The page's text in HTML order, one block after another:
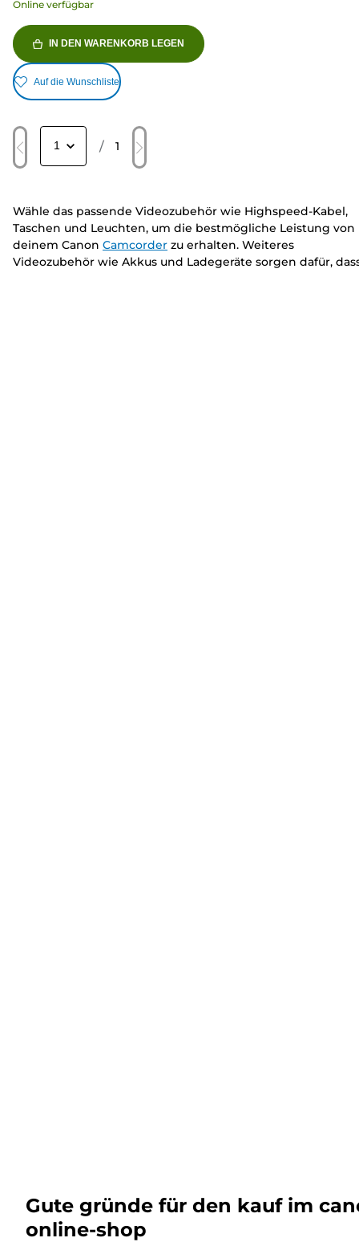
Online verfügbar
IN DEN WARENKORB LEGEN
Auf die Wunschliste
/ 1
Wähle das passende Videozubehör wie Highspeed-Kabel,
Taschen und Leuchten, um die bestmögliche Leistung von
deinem Canon Camcorder zu erhalten. Weiteres
Videozubehör wie Akkus und Ladegeräte sorgen dafür,
Gute gründe für den kauf im
online-shop